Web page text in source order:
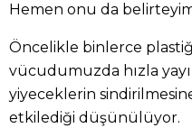
Hemen onu da
Öncelikle binlerce
vücudumuzda hızla
yiyeceklerin
etkilediği düşünülüyor.